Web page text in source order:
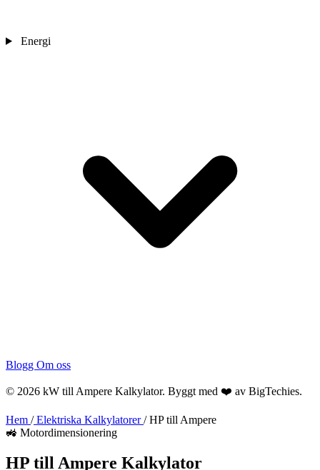
Energi
Blogg Om oss
© 2026 kW till Ampere Kalkylator. Byggt med ❤️ av BigTechies.
Hem /Elektriska Kalkylatorer/HP till Ampere
🚜 Motordimensionering
HP till Ampere Kalkylator